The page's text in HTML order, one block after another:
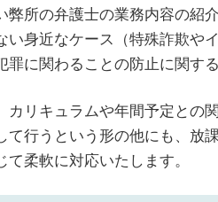
弊所の弁護士の業務内容の紹
身近なケース（特殊詐欺や
罪に関わることの防止に関す
カリキュラムや年間予定との
て行うという形の他にも、放
柔軟に対応いたします。